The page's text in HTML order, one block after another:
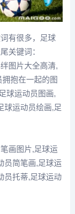
有很多，足球
关键词：
图片大全高清,
抱在一起的图
球运动员图画,
球运动员绘画,足
画图片,足球运
员简笔画,足球运
员托蒂,足球运动